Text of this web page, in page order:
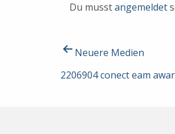
Du musstangemeldet
Neuere Medien
2206904 conect eam